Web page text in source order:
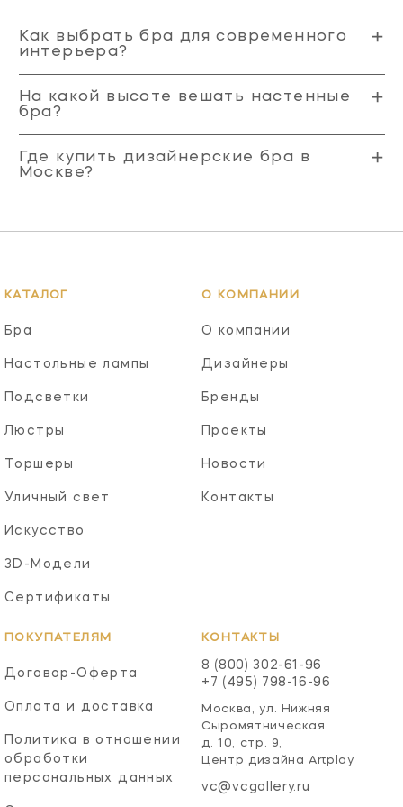
Как выбрать бра для современного
интерьера?
На какой высоте вешать настенные
бра?
Где купить дизайнерские бра в
Москве?
КАТАЛОГ
Бра
Настольные лампы
Подсветки
Люстры
Торшеры
Уличный свет
Искусство
3D-Модели
Сертификаты
О КОМПАНИИ
О компании
Дизайнеры
Бренды
Проекты
Новости
Контакты
ПОКУПАТЕЛЯМ
Договор-Оферта
Оплата и доставка
Политика в отношении
обработки
персональных данных
КОНТАКТЫ
8 (800) 302-61-96
+7 (495) 798-16-96
Москва, ул. Нижняя
Сыромятническая
д. 10, стр. 9,
Центр дизайна Artplay
vc@vcgallery.ru